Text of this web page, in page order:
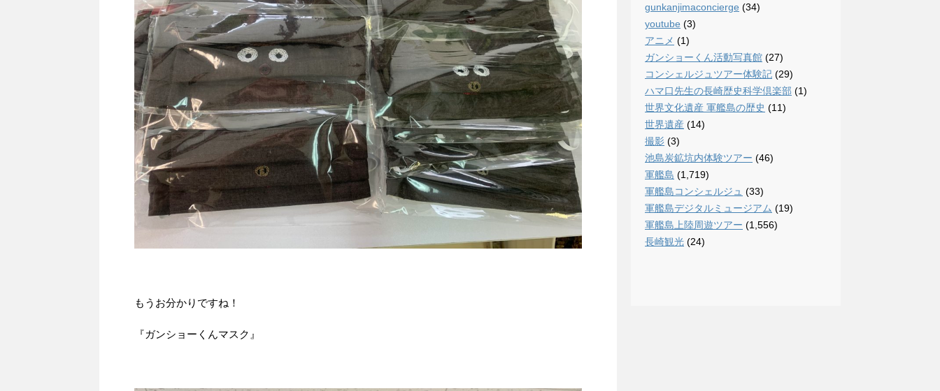
もうお分かりですね！
『ガンショーくんマスク』
gunkanjimaconcierge (34)
youtube (3)
アニメ (1)
ガンショーくん活動写真館 (27)
コンシェルジュツアー体験記 (29)
ハマ口先生の長崎歴史科学倶楽部 (1)
世界文化遺産 軍艦島の歴史 (11)
世界遺産 (14)
撮影 (3)
池島炭鉱坑内体験ツアー (46)
軍艦島 (1,719)
軍艦島コンシェルジュ (33)
軍艦島デジタルミュージアム (19)
軍艦島上陸周遊ツアー (1,556)
長崎観光 (24)